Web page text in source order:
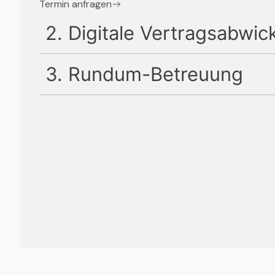
Termin anfragen
2. Digitale
3. Rundum-Betreuung